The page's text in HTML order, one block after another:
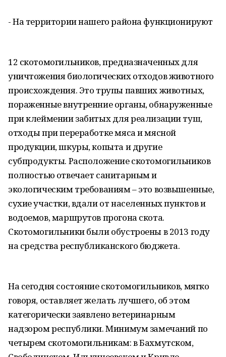
- На территории нашего района функционируют
12 скотомогильников, предназначенных для
уничтожения биологических отходов животного
происхождения. Это трупы павших животных,
пораженные внутренние органы, обнаруженные
при клеймении забитых для реализации туш,
отходы при переработке мяса и мясной
продукции, шкуры, копыта и другие
субпродукты. Расположение скотомогильников
полностью отвечает санитарным и
экологическим требованиям – это возвышенные,
сухие участки, вдали от населенных пунктов и
водоемов, маршрутов прогона скота.
Скотомогильники были обустроены в 2013 году
на средства республиканского бюджета.
На сегодня состояние скотомогильников, мягко
говоря, оставляет желать лучшего, об этом
категорически заявлено ветеринарным
надзором республики. Минимум замечаний по
четырем скотомогильникам: в Бахмутском,